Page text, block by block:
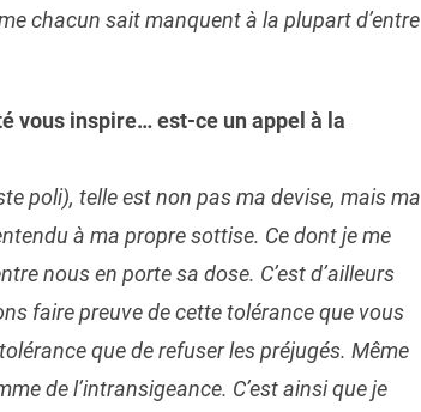
chacun sait manquent à la plupart d’entre
vous inspire… est-ce un appel à la
poli), telle est non pas ma devise, mais ma
à ma propre sottise. Ce dont je me
nous en porte sa dose. C’est d’ailleurs
faire preuve de cette tolérance que vous
que de refuser les préjugés. Même
de l’intransigeance. C’est ainsi que je